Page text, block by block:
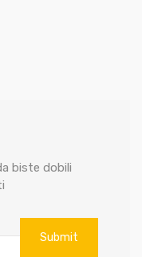
biste dobili